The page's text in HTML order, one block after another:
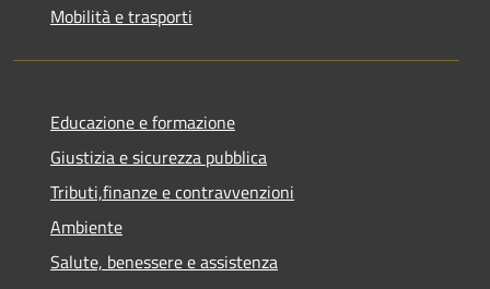
Mobilità e trasporti
Educazione e formazione
Giustizia e sicurezza pubblica
Tributi,finanze e contravvenzioni
Ambiente
Salute, benessere e assistenza